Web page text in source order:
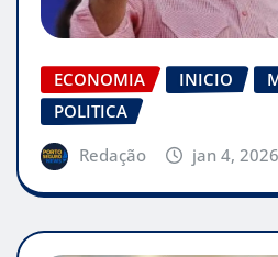
ECONOMIA INICIO
POLITICA
Redação
jan 4, 2026